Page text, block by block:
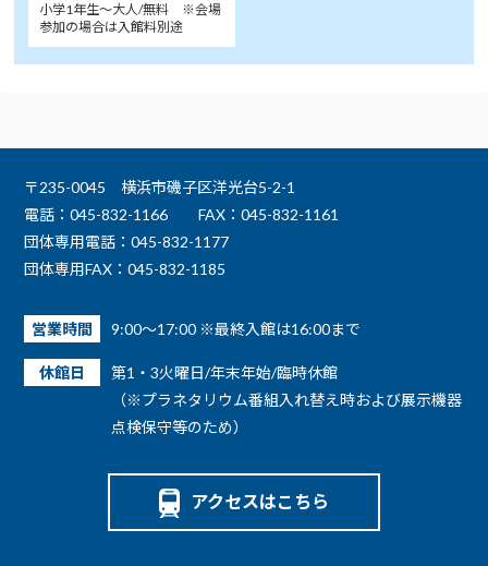
小学1年生～大人/無料 ※会場
参加の場合は入館料別途
〒235-0045 横浜市磯子区洋光台5-2-1
電話：045-832-1166
FAX：045-832-1161
団体専用電話：045-832-1177
団体専用FAX：045-832-1185
営業時間 9:00～17:00 ※最終入館は16:00まで
休館日
第1・3火曜日/年末年始/臨時休館
（※プラネタリウム番組入れ替え時および展示機器
点検保守等のため）
アクセスはこちら